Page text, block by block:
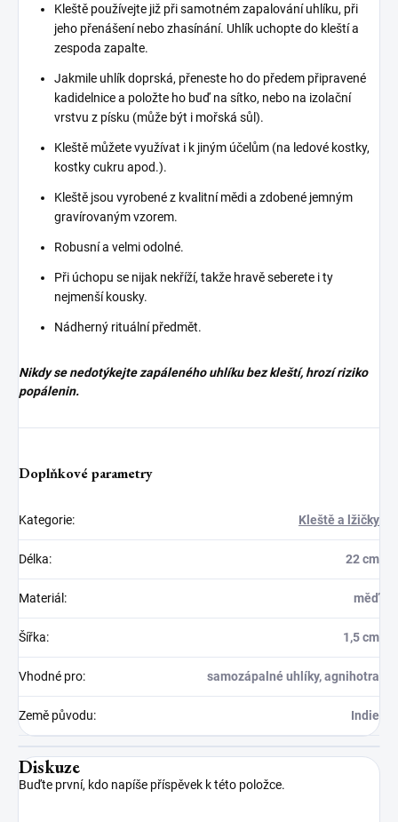
Kleště používejte již při samotném zapalování uhlíku, při
jeho přenášení nebo zhasínání. Uhlík uchopte do kleští a
zespoda zapalte.
Jakmile uhlík doprská, přeneste ho do předem připravené
kadidelnice a položte ho buď na sítko, nebo na izolační
vrstvu z písku (může být i mořská sůl).
Kleště můžete využívat i k jiným účelům (na ledové kostky,
kostky cukru apod.).
Kleště jsou vyrobené z kvalitní mědi a zdobené jemným
gravírovaným vzorem.
Robusní a velmi odolné.
Při úchopu se nijak nekříží, takže hravě seberete i ty
nejmenší kousky.
Nádherný rituální předmět.
Nikdy se nedotýkejte zapáleného uhlíku bez kleští, hrozí riziko
popálenin.
Doplňkové parametry
Kategorie: Kleště a lžičky
Délka: 22 cm
Materiál : měď
Šířka: 1,5 cm
Vhodné pro: samozápalné uhlíky, agnihotra
Země původu: Indie
Diskuze
Buďte první, kdo napíše příspěvek k této položce.